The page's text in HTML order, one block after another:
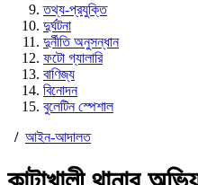
তথ্য-প্রযুক্তি
দুর্ঘটনা
দুর্নীতি অনুসন্ধান
ফটো গ্যালারি
বাণিজ্য
বিনোদন
বুলেটিন স্পেশাল
/ আইন-আদালত